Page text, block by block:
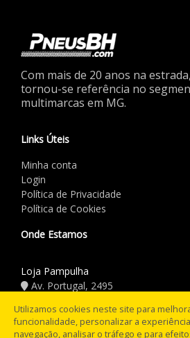
Com mais de 20 anos na
tornou-se referência no
multimarcas em MG.
Links Úteis
Minha conta
Login
Política de Privacidade
Política de Cookies
Onde Estamos
Loja Pampulha
Av. Portugal, 2495
Horário de Funcionamento
Utilizamos cookies neste site para
funcionalidade, personalizar a
navegação, analisar o tráfego e para